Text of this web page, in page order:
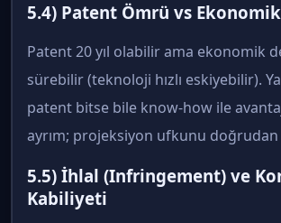
5.4) Patent Ömrü vs
Patent 20 yıl olabilir ama ekonomik
sürebilir (teknoloji hızlı eskiyebilir).
patent bitse bile know-how ile
ayrım; projeksiyon ufkunu doğrudan
5.5) İhlal (Infringement) ve
Kabiliyeti